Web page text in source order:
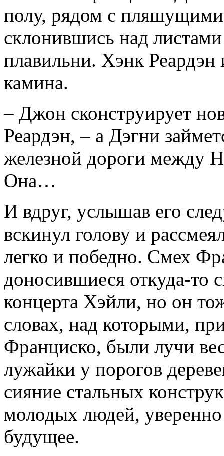
полу, рядом с
склонившись над
плавильни. Хэнк
камина.
– Джон сконструирует
Реардэн, – а Дэгни
железной дороги между
Она…
И вдруг, услышав его
вскинул голову и
легко и победно. Смех
доносившиеся откуда-то
концерта Хэйли, но он
словах, над которыми,
Франциско, были лучи
лужайки у порогов
сияние стальных
молодых людей,
будущее.